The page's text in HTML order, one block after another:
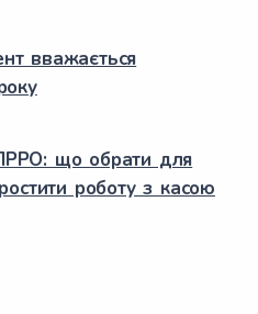
вважається
що обрати для
роботу з касою